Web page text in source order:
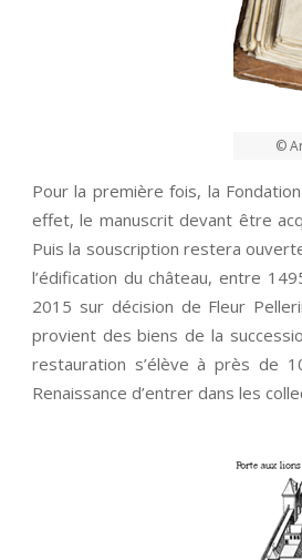
©
Pour la première fois, la
effet, le manuscrit devant être
Puis la souscription restera
l’édification du château, entre
2015 sur décision de Fleur
provient des biens de la
restauration s’élève à près de
Renaissance d’entrer dans les